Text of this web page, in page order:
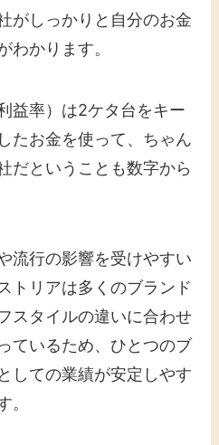
がしっかりと自分のお金
わかります。
益率）は2ケタ台をキー
たお金を使って、ちゃん
だということも数字から
流行の影響を受けやすい
トリアは多くのブランド
スタイルの違いに合わせ
ているため、ひとつのブ
しての業績が安定しやす
。